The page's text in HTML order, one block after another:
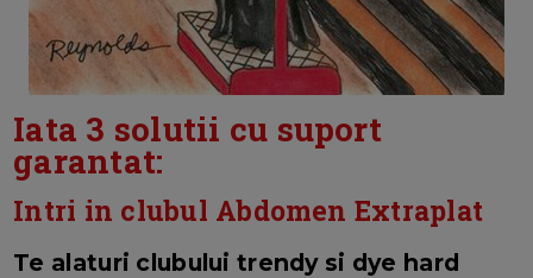
Iata 3 solutii cu suport
garantat:
Intri in clubul Abdomen Extraplat
Te alaturi clubului trendy si dye hard